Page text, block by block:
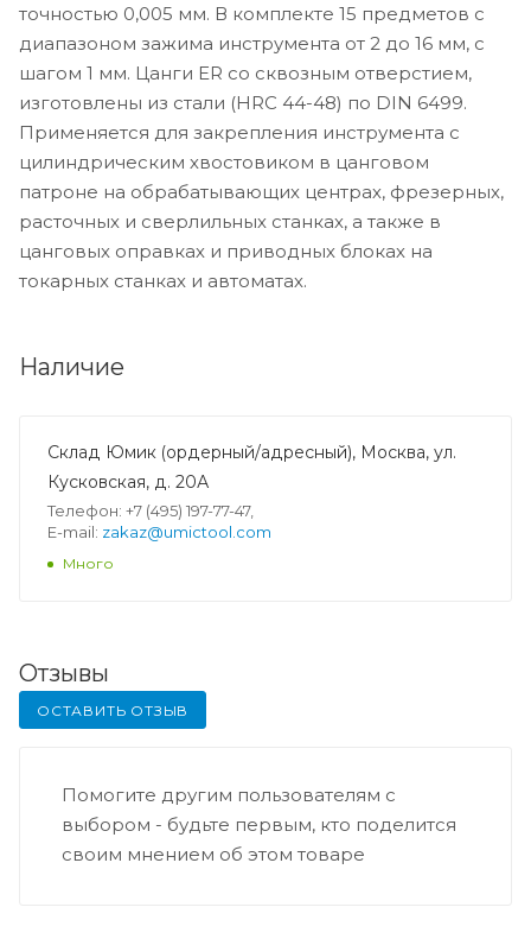
точностью 0,005 мм. В комплекте 15 предметов с
диапазоном зажима инструмента от 2 до 16 мм, с
шагом 1 мм. Цанги ER со сквозным отверстием,
изготовлены из стали (HRC 44-48) по DIN 6499.
Применяется для закрепления инструмента с
цилиндрическим хвостовиком в цанговом
патроне на обрабатывающих центрах, фрезерных,
расточных и сверлильных станках, а также в
цанговых оправках и приводных блоках на
токарных станках и автоматах.
Наличие
Склад Юмик (ордерный/адресный), Москва, ул.
Кусковская, д. 20А
Телефон: +7 (495) 197-77-47,
E-mail: zakaz@umictool.com
Много
Отзывы
ОСТАВИТЬ ОТЗЫВ
Помогите другим пользователям с
выбором - будьте первым, кто поделится
своим мнением об этом товаре